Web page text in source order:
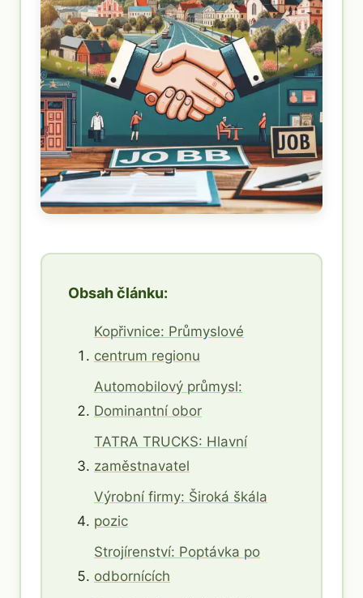
Obsah článku:
Kopřivnice: Průmyslové
centrum regionu
Automobilový průmysl:
Dominantní obor
TATRA TRUCKS: Hlavní
zaměstnavatel
Výrobní firmy: Široká škála
pozic
Strojírenství: Poptávka po
odbornících